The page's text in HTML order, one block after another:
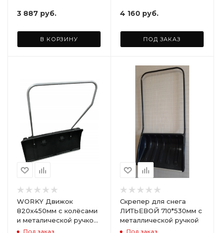
3 887 руб.
В КОРЗИНУ
4 160 руб.
ПОД ЗАКАЗ
WORKY Движок
820x450мм с колёсами
и металической ручкой
ARD128143
Под заказ
Скрепер для снега
ЛИТЬЕВОЙ 710*530мм с
металлической ручкой
Под заказ